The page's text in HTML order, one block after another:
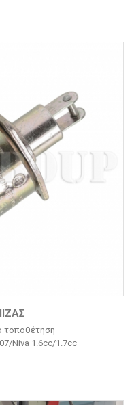
τοποθέτηση
Niva 1.6cc/1.7cc